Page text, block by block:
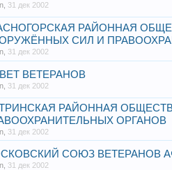
31 дек 2002
РАЙОННАЯ
СИЛ И
31 дек 2002
ВЕТЕРАНОВ
31 дек 2002
РАЙОННАЯ
ОРГАНОВ
31 дек 2002
СОЮЗ ВЕТЕРАНОВ
31 дек 2002